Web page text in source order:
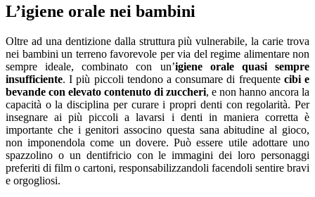
L’igiene orale nei bambini
Oltre ad una dentizione dalla struttura più vulnerabile, la carie trova
nei bambini un terreno favorevole per via del regime alimentare non
sempre ideale, combinato con un’igiene orale quasi sempre
insufficiente. I più piccoli tendono a consumare di frequente cibi e
bevande con elevato contenuto di zuccheri, e non hanno ancora la
capacità o la disciplina per curare i propri denti con regolarità. Per
insegnare ai più piccoli a lavarsi i denti in maniera corretta è
importante che i genitori associno questa sana abitudine al gioco,
non imponendola come un dovere. Può essere utile adottare uno
spazzolino o un dentifricio con le immagini dei loro personaggi
preferiti di film o cartoni, responsabilizzandoli facendoli sentire bravi
e orgogliosi.